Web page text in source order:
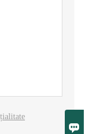
